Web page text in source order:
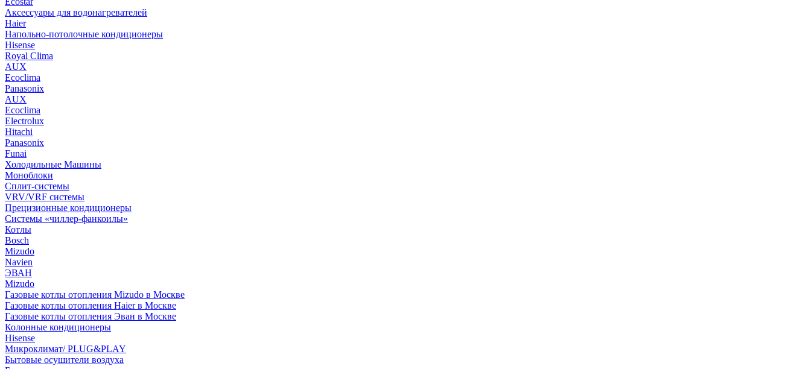
Аксессуары для водонагревателей
Haier
Напольно-потолочные кондиционеры
Hisense
Royal Clima
AUX
Ecoclima
Panasonix
AUX
Ecoclima
Electrolux
Hitachi
Panasonix
Funai
Холодильные Машины
Моноблоки
Сплит-системы
VRV/VRF системы
Прецизионные кондиционеры
Системы «чиллер-фанкоилы»
Котлы
Bosch
Mizudo
Navien
ЭВАН
Mizudo
Газовые котлы отопления Mizudo в Москве
Газовые котлы отопления Haier в Москве
Газовые котлы отопления Эван в Москве
Колонные кондиционеры
Hisense
Микроклимат/ PLUG&PLAY
Бытовые осушители воздуха